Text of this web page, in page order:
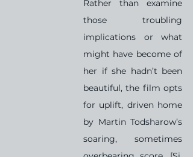
Rather than examine
those troubling
implications or what
might have become of
her if she hadn’t been
beautiful, the film opts
for uplift, driven home
by Martin Todsharow’s
soaring, sometimes